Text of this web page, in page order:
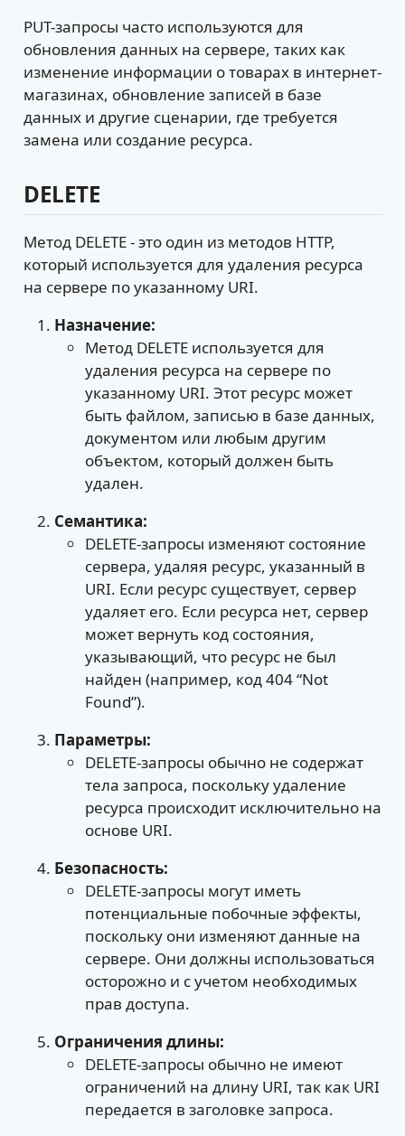
PUT-запросы часто используются для
обновления данных на сервере, таких как
изменение информации о товарах в интернет-
магазинах, обновление записей в базе
данных и другие сценарии, где требуется
замена или создание ресурса.
DELETE
Метод DELETE - это один из методов HTTP,
который используется для удаления ресурса
на сервере по указанному URI.
Назначение:
Метод DELETE используется для
удаления ресурса на сервере по
указанному URI. Этот ресурс может
быть файлом, записью в базе данных,
документом или любым другим
объектом, который должен быть
удален.
Семантика:
DELETE-запросы изменяют состояние
сервера, удаляя ресурс, указанный в
URI. Если ресурс существует, сервер
удаляет его. Если ресурса нет, сервер
может вернуть код состояния,
указывающий, что ресурс не был
найден (например, код 404 “Not
Found”).
Параметры:
DELETE-запросы обычно не содержат
тела запроса, поскольку удаление
ресурса происходит исключительно на
основе URI.
Безопасность:
DELETE-запросы могут иметь
потенциальные побочные эффекты,
поскольку они изменяют данные на
сервере. Они должны использоваться
осторожно и с учетом необходимых
прав доступа.
Ограничения длины:
DELETE-запросы обычно не имеют
ограничений на длину URI, так как URI
передается в заголовке запроса.